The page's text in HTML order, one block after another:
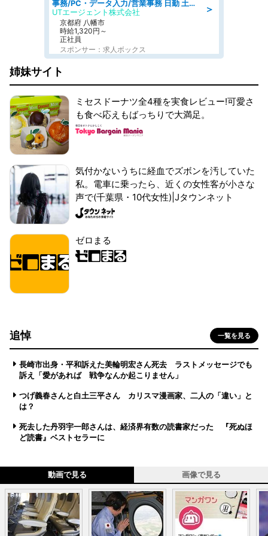
＞
事務/PC・データ入力/営業事務 日勤 土日祝休み オフィス家具の会社で一般事務
UTエージェント株式会社
京都府 八幡市
時給1,320円～
正社員
スポンサー：求人ボックス
姉妹サイト
ミセスドーナツ全4種を実食レビュー!可愛さ
も食べ応えもばっちりで大満足。
気付かないうちに経血でズボンを汚していた
私。電車に乗ったら、近くの女性客が小さな
声で(千葉県・10代女性)|Jタウンネット
ゼロまる
追悼 一覧を見る
長崎市出身・平和訴えた美輪明宏さん死去 ラストメッセージでも
訴え「愛があれば 戦争なんか起こりません」
つげ義春さんと白土三平さん カリスマ漫画家、二人の「違い」と
は？
死去した丹羽宇一郎さんは、経済界有数の読書家だった 『死ぬほ
ど読書』ベストセラーに
動画で見る 画像で見る